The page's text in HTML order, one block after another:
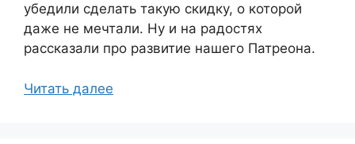
убедили сделать такую скидку, о которой
даже не мечтали. Ну и на радостях
рассказали про развитие нашего Патреона.
Читать далее